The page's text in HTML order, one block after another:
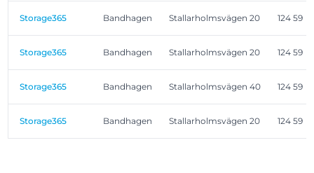
Storage365 Bandhagen Stallarholmsvägen 20 124 59
Storage365 Bandhagen Stallarholmsvägen 20 124 59
Storage365 Bandhagen Stallarholmsvägen 40 124 59
Storage365 Bandhagen Stallarholmsvägen 20 124 59